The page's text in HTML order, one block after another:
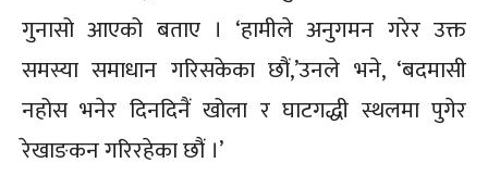
गुनासो आएको बताए । ‘हामीले अनुगमन गरेर उक्त
समस्या समाधान गरिसकेका छौं,’उनले भने, ‘बदमासी
नहोस भनेर दिनदिनैं खोला र घाटगद्धी स्थलमा पुगेर
रेखाङकन गरिरहेका छौं ।’